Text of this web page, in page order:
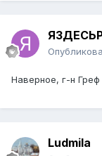
Наверное, г-н
Ludmila